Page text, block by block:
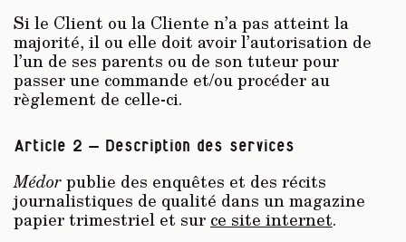
Si le Client ou la Cliente n’a pas atteint la
majorité, il ou elle doit avoir l’autorisation de
l’un de ses parents ou de son tuteur pour
passer une commande et/ou procéder au
règlement de celle-ci.
Article 2 – Description des services
Médorpublie des enquêtes et des récits
journalistiques de qualité dans un magazine
papier trimestriel et sur ce site internet.